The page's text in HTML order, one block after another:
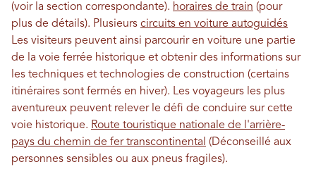
(voir la section correspondante). horaires de train (pour
plus de détails). Plusieurs circuits en voiture autoguidés
Les visiteurs peuvent ainsi parcourir en voiture une partie
de la voie ferrée historique et obtenir des informations sur
les techniques et technologies de construction (certains
itinéraires sont fermés en hiver). Les voyageurs les plus
aventureux peuvent relever le défi de conduire sur cette
voie historique. Route touristique nationale de l'arrière-
pays du chemin de fer transcontinental (Déconseillé aux
personnes sensibles ou aux pneus fragiles).